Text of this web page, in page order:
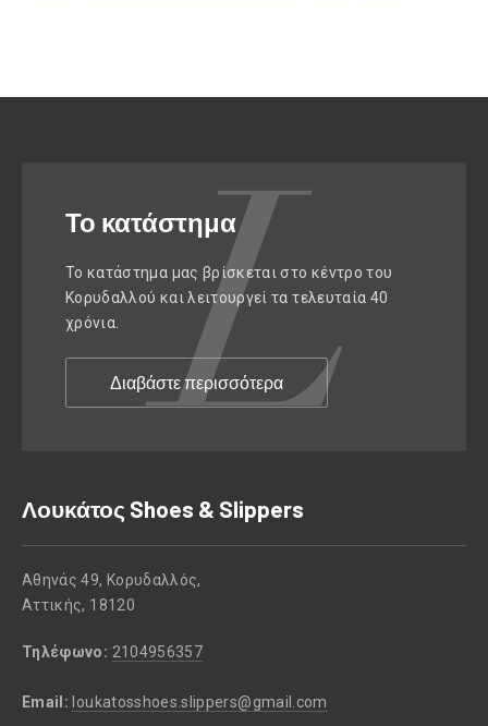
Το κατάστημα
Το κατάστημα μας βρίσκεται στο κέντρο του
Κορυδαλλού και λειτουργεί τα τελευταία 40
χρόνια.
Διαβάστε περισσότερα
Λουκάτος Shoes & Slippers
Αθηνάς 49, Κορυδαλλός,
Αττικής, 18120
Τηλέφωνο: 2104956357
Email: loukatosshoes.slippers@gmail.com